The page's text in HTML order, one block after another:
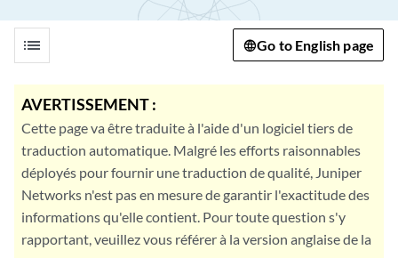
list Go to English page
AVERTISSEMENT :
Cette page va être traduite à l'aide d'un logiciel tiers de
traduction automatique. Malgré les efforts raisonnables
déployés pour fournir une traduction de qualité, Juniper
Networks n'est pas en mesure de garantir l'exactitude des
informations qu'elle contient. Pour toute question s'y
rapportant, veuillez vous référer à la version anglaise de la